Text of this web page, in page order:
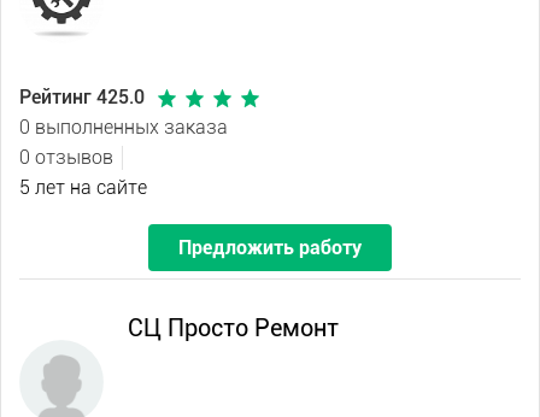
Рейтинг 425.0
0 выполненных заказа
0 отзывов
5 лет на сайте
Предложить работу
СЦ Просто Ремонт